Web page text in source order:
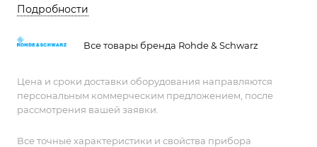
Подробности
Все товары бренда Rohde & Schwarz
Цена и сроки доставки оборудования направляются
персональным коммерческим предложением, после
рассмотрения вашей заявки.
Все точные характеристики и свойства прибора